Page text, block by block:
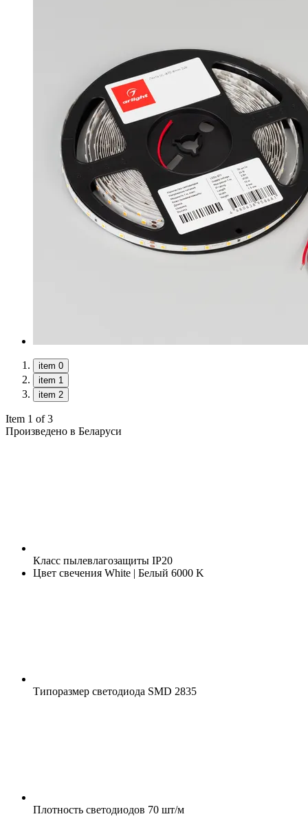
item 0
item 1
item 2
Item 1 of 3
Произведено в Беларуси
Класс пылевлагозащиты IP20
Цвет свечения White | Белый 6000 K
Типоразмер светодиода SMD 2835
Плотность светодиодов 70 шт/м